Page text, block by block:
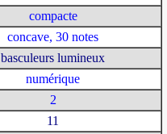
compacte
concave, 30 notes
basculeurs lumineux
numérique
2
11